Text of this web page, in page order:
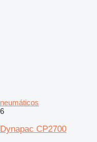
neumáticos
6
Dynapac CP2700